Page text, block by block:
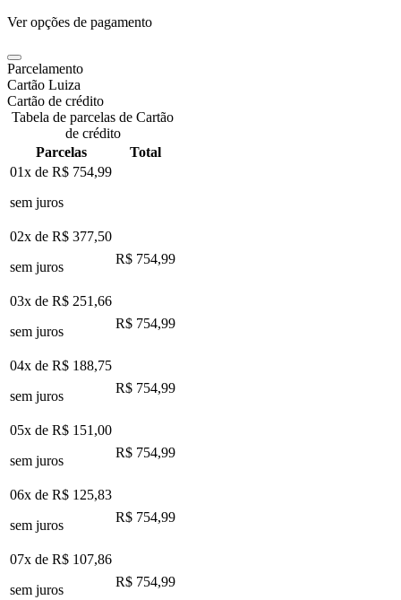
Ver opções de pagamento
Parcelamento
Cartão Luiza
Cartão de crédito
Tabela de parcelas de Cartão
de crédito
Parcelas
Total
01x de R$ 754,99
sem juros
02x de R$ 377,50
sem juros
R$ 754,99
03x de R$ 251,66
sem juros
R$ 754,99
04x de R$ 188,75
sem juros
R$ 754,99
05x de R$ 151,00
sem juros
R$ 754,99
06x de R$ 125,83
sem juros
R$ 754,99
07x de R$ 107,86
sem juros
R$ 754,99